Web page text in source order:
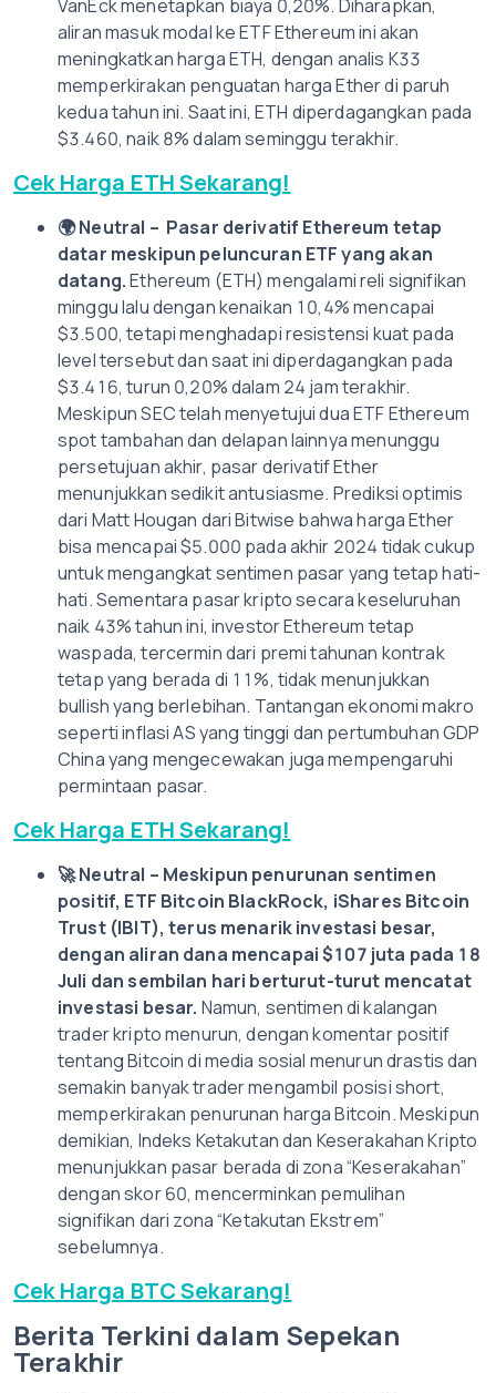
VanEck menetapkan biaya 0,20%. Diharapkan,
aliran masuk modal ke ETF Ethereum ini akan
meningkatkan harga ETH, dengan analis K33
memperkirakan penguatan harga Ether di paruh
kedua tahun ini. Saat ini, ETH diperdagangkan pada
$3.460, naik 8% dalam seminggu terakhir.
Cek Harga ETH Sekarang!
🌍Neutral – Pasar derivatif Ethereum tetap
datar meskipun peluncuran ETF yang akan
datang.Ethereum (ETH) mengalami reli signifikan
minggu lalu dengan kenaikan 10,4% mencapai
$3.500, tetapi menghadapi resistensi kuat pada
level tersebut dan saat ini diperdagangkan pada
$3.416, turun 0,20% dalam 24 jam terakhir.
Meskipun SEC telah menyetujui dua ETF Ethereum
spot tambahan dan delapan lainnya menunggu
persetujuan akhir, pasar derivatif Ether
menunjukkan sedikit antusiasme. Prediksi optimis
dari Matt Hougan dari Bitwise bahwa harga Ether
bisa mencapai $5.000 pada akhir 2024 tidak cukup
untuk mengangkat sentimen pasar yang tetap hati-
hati. Sementara pasar kripto secara keseluruhan
naik 43% tahun ini, investor Ethereum tetap
waspada, tercermin dari premi tahunan kontrak
tetap yang berada di 11%, tidak menunjukkan
bullish yang berlebihan. Tantangan ekonomi makro
seperti inflasi AS yang tinggi dan pertumbuhan GDP
China yang mengecewakan juga mempengaruhi
permintaan pasar.
Cek Harga ETH Sekarang!
🚀Neutral – Meskipun penurunan sentimen
positif, ETF Bitcoin BlackRock, iShares Bitcoin
Trust (IBIT), terus menarik investasi besar,
dengan aliran dana mencapai $107 juta pada 18
Juli dan sembilan hari berturut-turut mencatat
investasi besar. Namun, sentimen di kalangan
trader kripto menurun, dengan komentar positif
tentang Bitcoin di media sosial menurun drastis dan
semakin banyak trader mengambil posisi short,
memperkirakan penurunan harga Bitcoin. Meskipun
demikian, Indeks Ketakutan dan Keserakahan Kripto
menunjukkan pasar berada di zona “Keserakahan”
dengan skor 60, mencerminkan pemulihan
signifikan dari zona “Ketakutan Ekstrem”
sebelumnya.
Cek Harga BTC Sekarang!
Berita Terkini dalam Sepekan
Terakhir